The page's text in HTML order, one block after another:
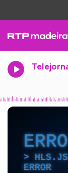
ERROR